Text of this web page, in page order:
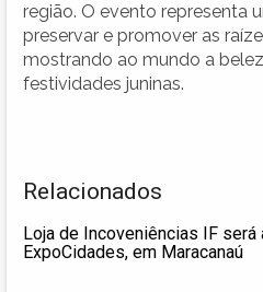
região. O evento representa
preservar e promover as
mostrando ao mundo a
festividades juninas.
Relacionados
Loja de Incoveniências IF será
ExpoCidades, em Maracanaú